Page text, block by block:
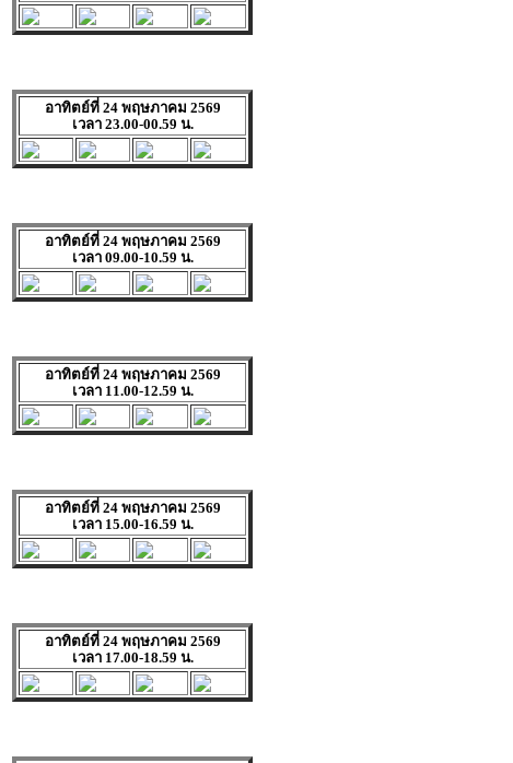
อาทิตย์ที่ 24 พฤษภาคม 2569
เวลา 23.00-00.59 น.
อาทิตย์ที่ 24 พฤษภาคม 2569
เวลา 09.00-10.59 น.
อาทิตย์ที่ 24 พฤษภาคม 2569
เวลา 11.00-12.59 น.
อาทิตย์ที่ 24 พฤษภาคม 2569
เวลา 15.00-16.59 น.
อาทิตย์ที่ 24 พฤษภาคม 2569
เวลา 17.00-18.59 น.